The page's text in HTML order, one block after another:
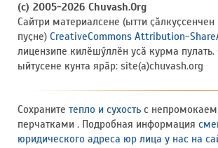
(c) 2005-2026 Chuvash.Org
Сайтри материалсене (ытти
пуҫне) CreativeCommons Attribution-
лицензипе килӗшӳллӗн усӑ курма пулать.
ыйтусене кунта ярӑр: site(a)chuvash.org
Сохраните тепло и сухость с
перчатками . Подробная информация
юридического адреса юр лица у нас на